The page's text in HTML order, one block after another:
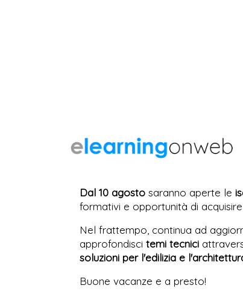
Dal 10 agosto saranno aperte le
formativi e opportunità di acquisire
Nel frattempo, continua ad
approfondisci temi tecnici
soluzioni per l'edilizia e
Buone vacanze e a presto!